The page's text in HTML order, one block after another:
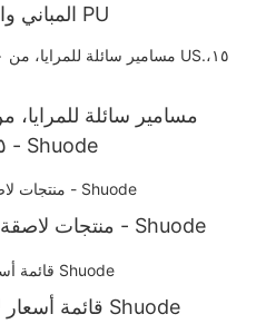
المباني والمنازل برش البولي يوريثان PU
مقاس US.١٥، للبيع بالجملة - Shuode
منتجات لاصقة للبناء مقاومة للماء بالجملة - Shuode
قائمة أسعار لاصق الأرضيات السائل من Shuode